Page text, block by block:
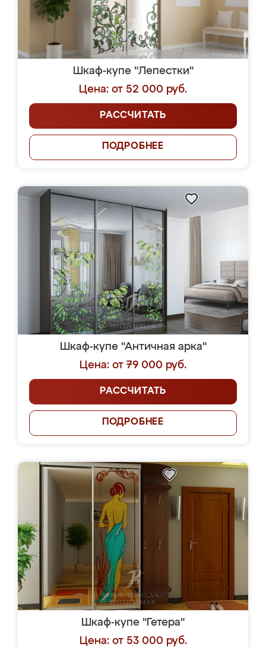
Шкаф-купе "Лепестки"
Цена: от 52 000 руб.
РАССЧИТАТЬ
ПОДРОБНЕЕ
Шкаф-купе "Античная арка"
Цена: от 79 000 руб.
РАССЧИТАТЬ
ПОДРОБНЕЕ
Шкаф-купе "Гетера"
Цена: от 53 000 руб.